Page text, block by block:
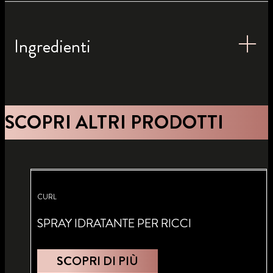
Ingredienti
SCOPRI ALTRI PRODOTTI
CURL
SPRAY IDRATANTE PER RICCI
SCOPRI DI PIÙ